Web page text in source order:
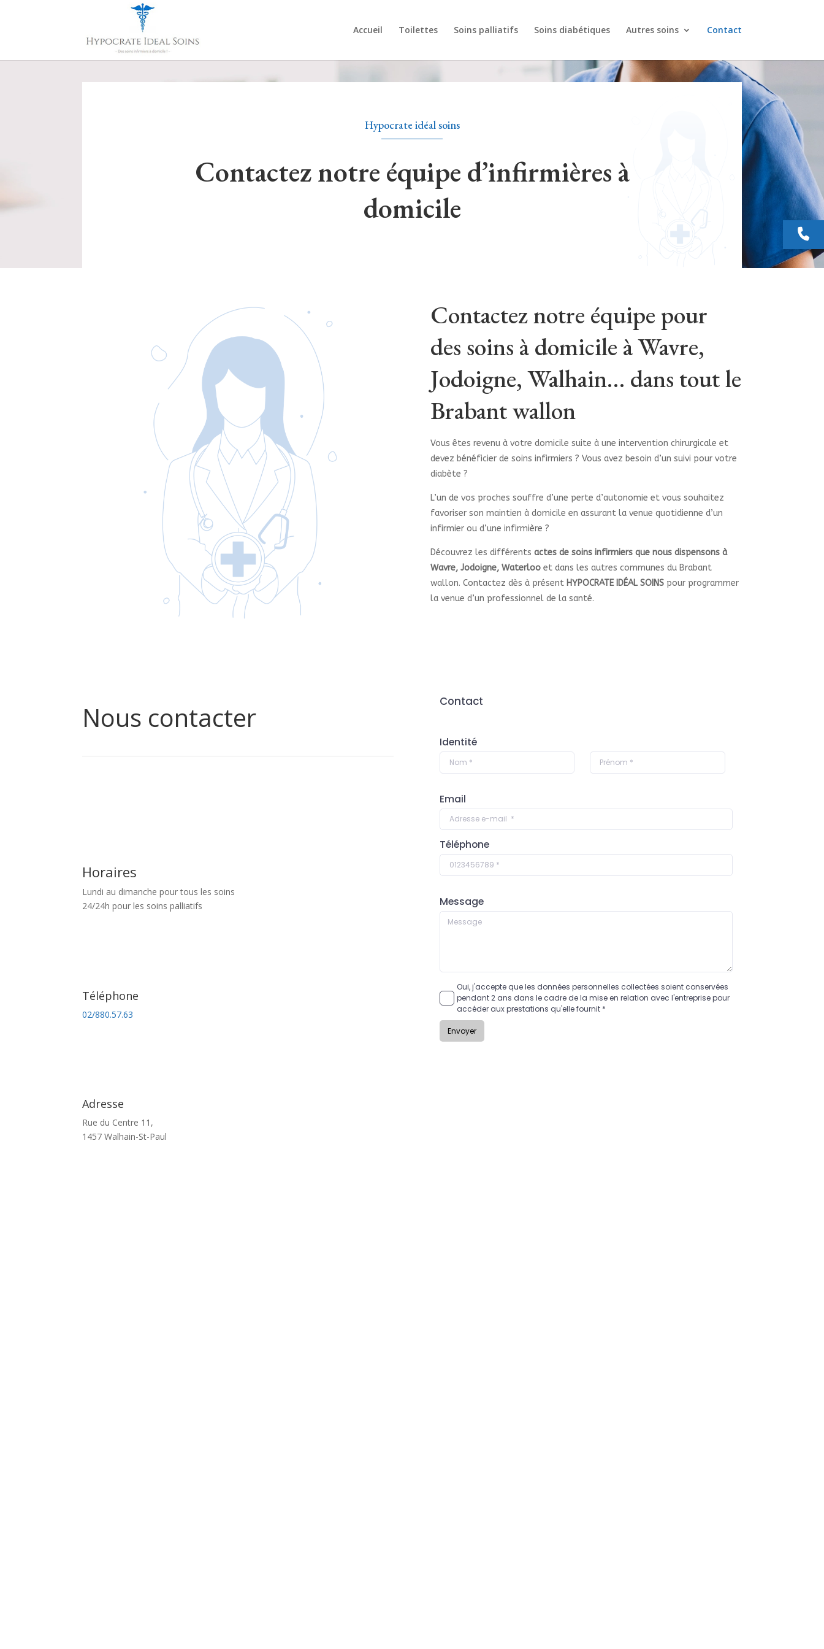
Accueil Toilettes Soins palliatifs Soins diabétiques Autres soins Contact
Hypocrate idéal soins
Contactez notre équipe d’infirmières à
domicile
Contactez notre équipe pour
des soins à domicile à Wavre,
Jodoigne, Walhain… dans tout le
Brabant wallon
Vous êtes revenu à votre domicile suite à une intervention chirurgicale et
devez bénéficier de soins infirmiers ? Vous avez besoin d’un suivi pour votre
diabète ?
L’un de vos proches souffre d’une perte d’autonomie et vous souhaitez
favoriser son maintien à domicile en assurant la venue quotidienne d’un
infirmier ou d’une infirmière ?
Découvrez les différents actes de soins infirmiers que nous dispensons à
Wavre, Jodoigne, Waterlooet dans les autres communes du Brabant
wallon. Contactez dès à présent HYPOCRATE IDÉAL SOINS pour programmer
la venue d’un professionnel de la santé.
Nous contacter
Horaires
Lundi au dimanche pour tous les soins
24/24h pour les soins palliatifs
Téléphone
02/880.57.63
Adresse
Rue du Centre 11,
1457 Walhain-St-Paul